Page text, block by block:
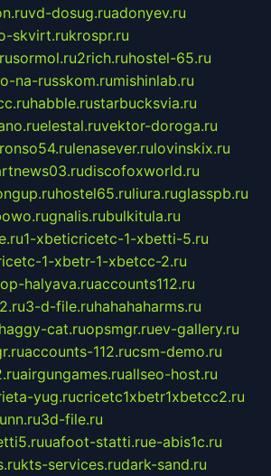
vd-dosug.ruadonyev.ru
skvirt.rukrospr.ru
sormol.ru2rich.ruhostel-65.ru
na-russkom.rumishinlab.ru
habble.rustarbucksvia.ru
elestal.ruvektor-doroga.ru
lenasever.rulovinskix.ru
discofoxworld.ru
hostel65.ruliura.ruglasspb.ru
gnalis.rubulkitula.ru
1-xbeticricetc-1-xbetti-5.ru
1-xbetr-1-xbetcc-2.ru
halyava.ruaccounts112.ru
3-d-file.ruhahahaharms.ru
cat.ruopsmgr.ruev-gallery.ru
accounts-112.rucsm-demo.ru
airgungames.ruallseo-host.ru
yug.rucricetc1xbetr1xbetcc2.ru
3d-file.ru
uafoot-statti.rue-abis1c.ru
kts-services.rudark-sand.ru